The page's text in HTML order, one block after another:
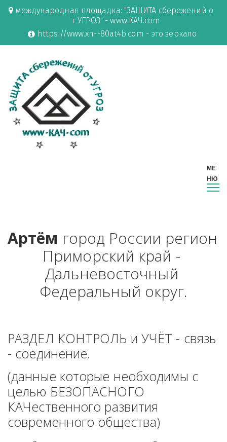
международная площадка: "ЗАЩИТА сбережений о
т УГРОЗ" - www.КАЧ.com
https://www.xn--80at4b.com - это зеркало
Артём город России регион
Приморский край -
Дальневосточный
Федеральный округ.
РАЗДЕЛ КОНТРОЛЬ и УЧЁТ - связь
- соединение.
(данные которые необходимы с
целью БЕЗОПАСНОГО
КАЧественного развития
современного общества)